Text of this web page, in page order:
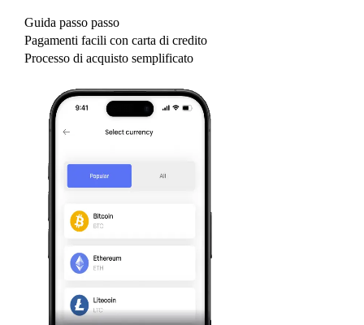
Guida passo passo
Pagamenti facili con carta di credito
Processo di acquisto semplificato